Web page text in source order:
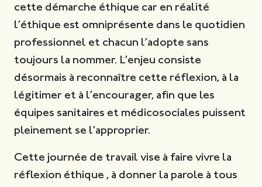
cette démarche éthique car en réalité
l’éthique est omniprésente dans le quotidien
professionnel et chacun l’adopte sans
toujours la nommer. L’enjeu consiste
désormais à reconnaître cette réflexion, à la
légitimer et à l’encourager, afin que les
équipes sanitaires et médicosociales puissent
pleinement se l’approprier.
Cette journée de travail vise à faire vivre la
réflexion éthique , à donner la parole à tous